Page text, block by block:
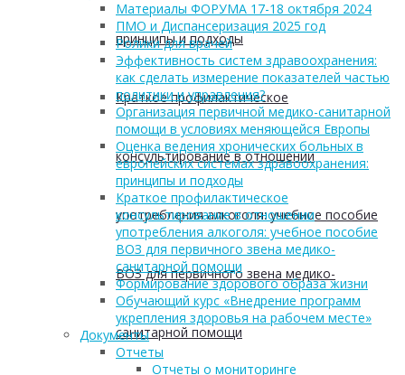
принципы и подходы
Краткое профилактическое
консультирование в отношении
употребления алкоголя: учебное пособие
ВОЗ для первичного звена медико-
санитарной помощи
Материалы ФОРУМА 17-18 октября 2024
ПМО и Диспансеризация 2025 год
Ролики для врачей
Эффективность систем здравоохранения:
как сделать измерение показателей частью
политики и управления?
Организация первичной медико-санитарной
помощи в условиях меняющейся Европы
Оценка ведения хронических больных в
европейских системах здравоохранения:
принципы и подходы
Краткое профилактическое
консультирование в отношении
употребления алкоголя: учебное пособие
ВОЗ для первичного звена медико-
санитарной помощи
Формирование здорового образа жизни
Обучающий курс «Внедрение программ
укрепления здоровья на рабочем месте»
Документы
Отчеты
Отчеты о мониторинге